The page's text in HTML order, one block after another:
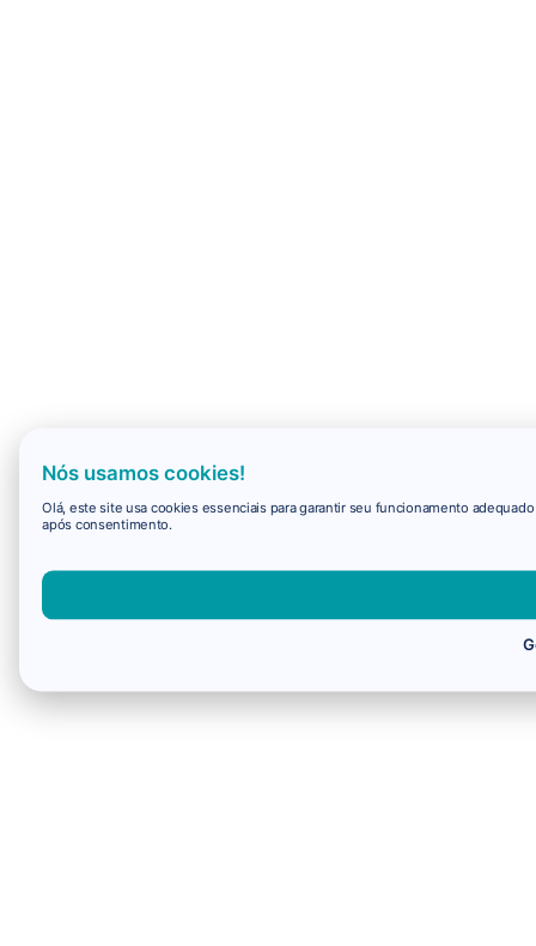
Nós usamos cookies!
Olá, este site usa cookies essenciais para garantir seu funcionamento
após consentimento.